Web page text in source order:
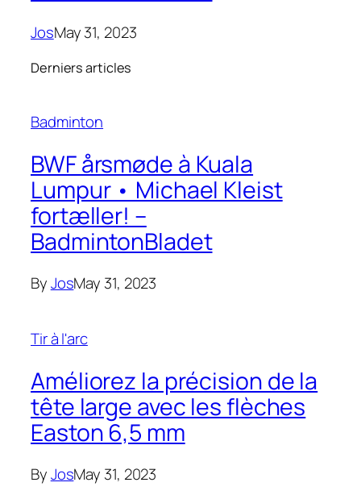
JosMay 31, 2023
Derniers articles
Badminton
BWF årsmøde à Kuala
Lumpur • Michael Kleist
fortæller! –
BadmintonBladet
ByJosMay 31, 2023
Tir à l'arc
Améliorez la précision de la
tête large avec les flèches
Easton 6,5 mm
ByJosMay 31, 2023